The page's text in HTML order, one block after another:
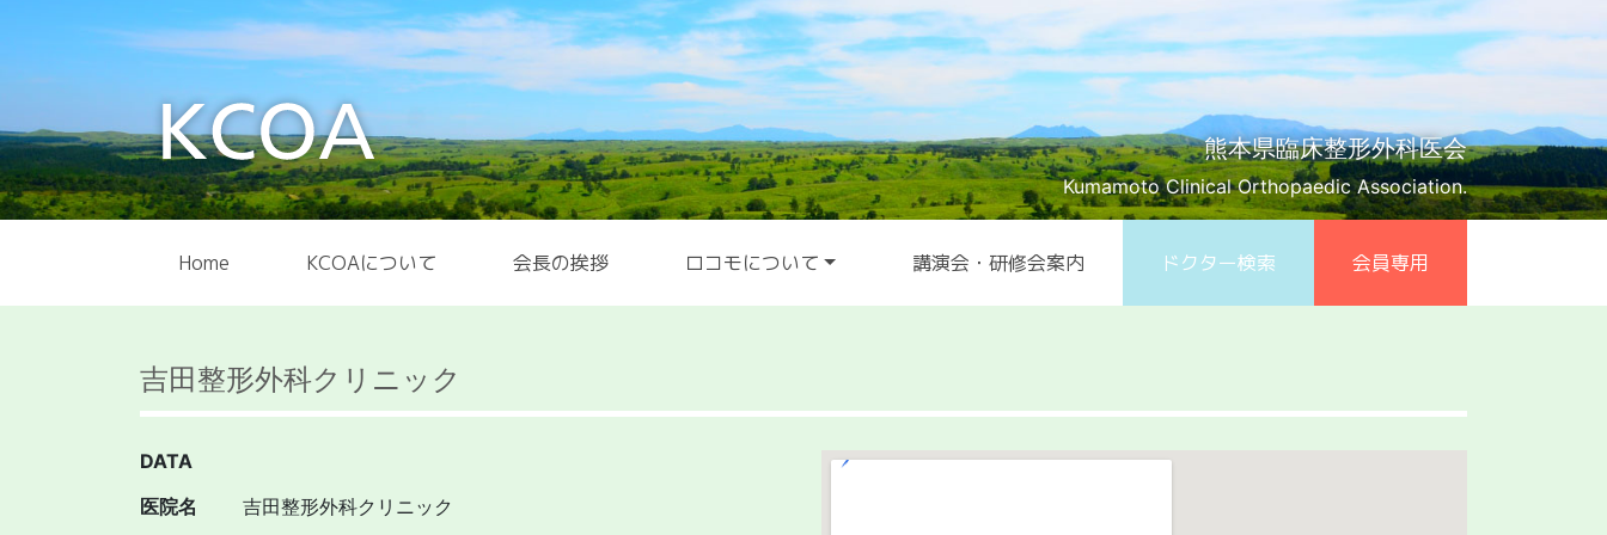
熊本県臨床整形外科医会
Kumamoto Clinical Orthopaedic Association.
Home KCOAについて 会長の挨拶 ロコモについて 講演会・研修会案内 ドクター検索 会員専用
吉田整形外科クリニック
DATA
医院名
吉田整形外科クリニック